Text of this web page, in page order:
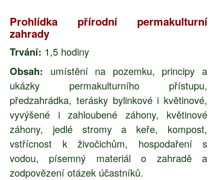
Prohlídka přírodní permakulturní
zahrady
Trvání: 1,5 hodiny
Obsah: umístění na pozemku, principy a
ukázky permakulturního přístupu,
předzahrádka, terásky bylinkové i květinové,
vyvýšené i zahloubené záhony, květinové
záhony, jedlé stromy a keře, kompost,
vstřícnost k živočichům, hospodaření s
vodou, písemný materiál o zahradě a
zodpovězení otázek účastníků.